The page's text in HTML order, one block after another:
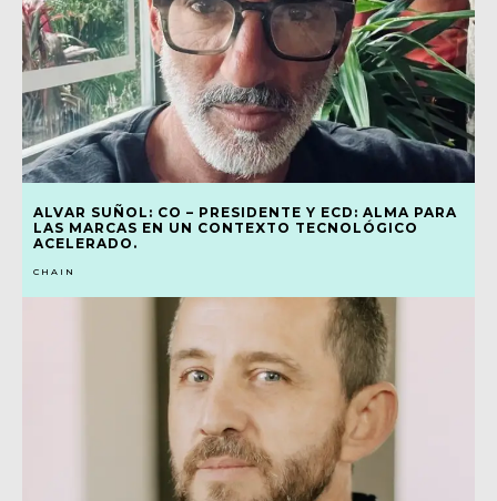
ALVAR SUÑOL: CO – PRESIDENTE Y ECD: ALMA PARA
LAS MARCAS EN UN CONTEXTO TECNOLÓGICO
ACELERADO.
CHAIN